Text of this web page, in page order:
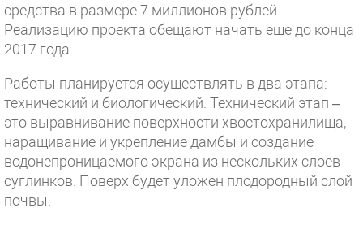
средства в размере 7 миллионов рублей.
Реализацию проекта обещают начать еще до конца
2017 года.
Работы планируется осуществлять в два этапа:
технический и биологический. Технический этап –
это выравнивание поверхности хвостохранилища,
наращивание и укрепление дамбы и создание
водонепроницаемого экрана из нескольких слоев
суглинков. Поверх будет уложен плодородный слой
почвы.